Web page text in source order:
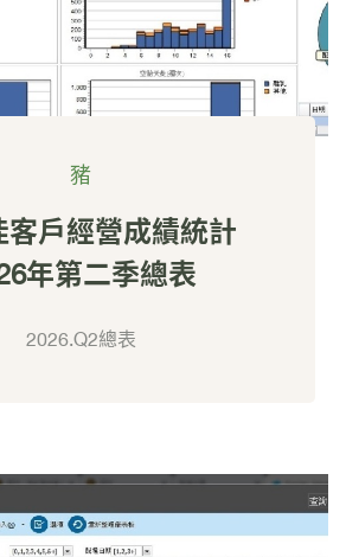
豬
客戶經營成績統計
年第二季總表
2026.Q2總表